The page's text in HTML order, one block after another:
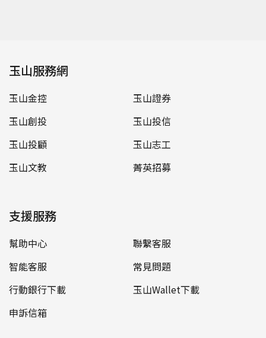
玉山服務網
玉山金控
玉山證券
玉山創投
玉山投信
玉山投顧
玉山志工
玉山文教
菁英招募
支援服務
幫助中心
聯繫客服
智能客服
常見問題
行動銀行下載
玉山Wallet下載
申訴信箱